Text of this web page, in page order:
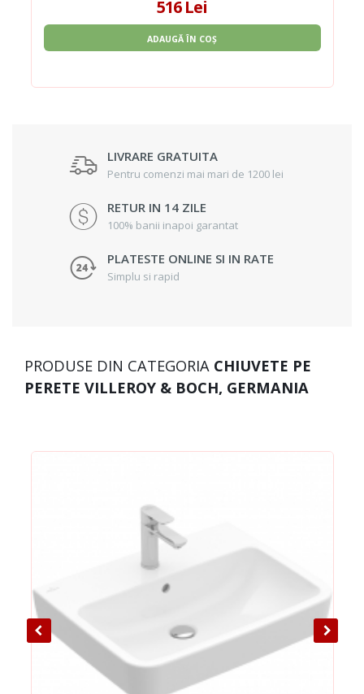
516 Lei
ADAUGĂ ÎN COȘ
LIVRARE GRATUITA
Pentru comenzi mai mari de 1200 lei
RETUR IN 14 ZILE
100% banii inapoi garantat
PLATESTE ONLINE SI IN RATE
Simplu si rapid
PRODUSE DIN CATEGORIA CHIUVETE PE
PERETE VILLEROY & BOCH, GERMANIA